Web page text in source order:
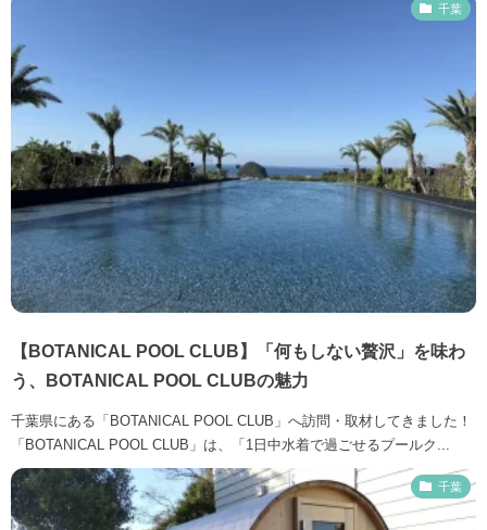
千葉
【BOTANICAL POOL CLUB】「何もしない贅沢」を味わ
う、BOTANICAL POOL CLUBの魅力
千葉県にある「BOTANICAL POOL CLUB」へ訪問・取材してきました！
「BOTANICAL POOL CLUB」は、「1日中水着で過ごせるプールク...
千葉